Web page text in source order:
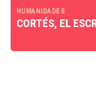
HUMANIDADES
CORTÉS, EL